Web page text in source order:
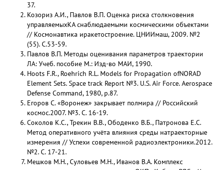
37.
Козориз А.И., Павлов В.П. Оценка риска столкновения
управляемыхКА снаблюдаемыми космическими объектами
// Космонавтика иракетостроение. ЦНИИмаш, 2009. №2
(55). С.53-59.
Павлов В.П. Методы оценивания параметров траектории
ЛА: Учеб. пособие М.: Изд-во МАИ, 1990.
Hoots F.R., Roehrich R.L. Models for Propagation ofNORAD
Element Sets. Space track Report №3. U.S. Air Force. Aerospace
Defense Command, 1980, р.87.
Егоров С. «Воронеж» закрывает полмира // Российский
космос.2007. №3. С. 16-19.
Соколов К.С., Трекин В.В., Ободенко В.Б., Патронова Е.С.
Метод оперативного учёта влияния среды натраекторные
измерения // Успехи современной радиоэлектроники.2012.
№2. С. 17-21.
Мешков М.Н., Суловьев М.Н., Иванов В.А. Комплекс